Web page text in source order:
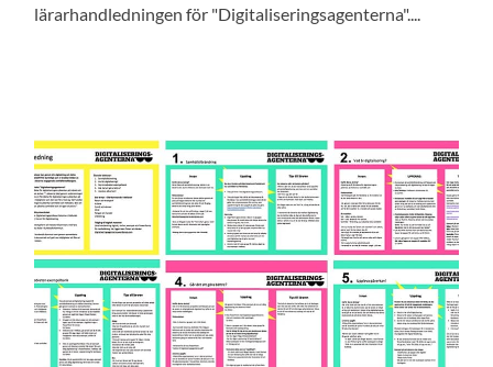
lärarhandledningen för "Digitaliseringsagenterna"....